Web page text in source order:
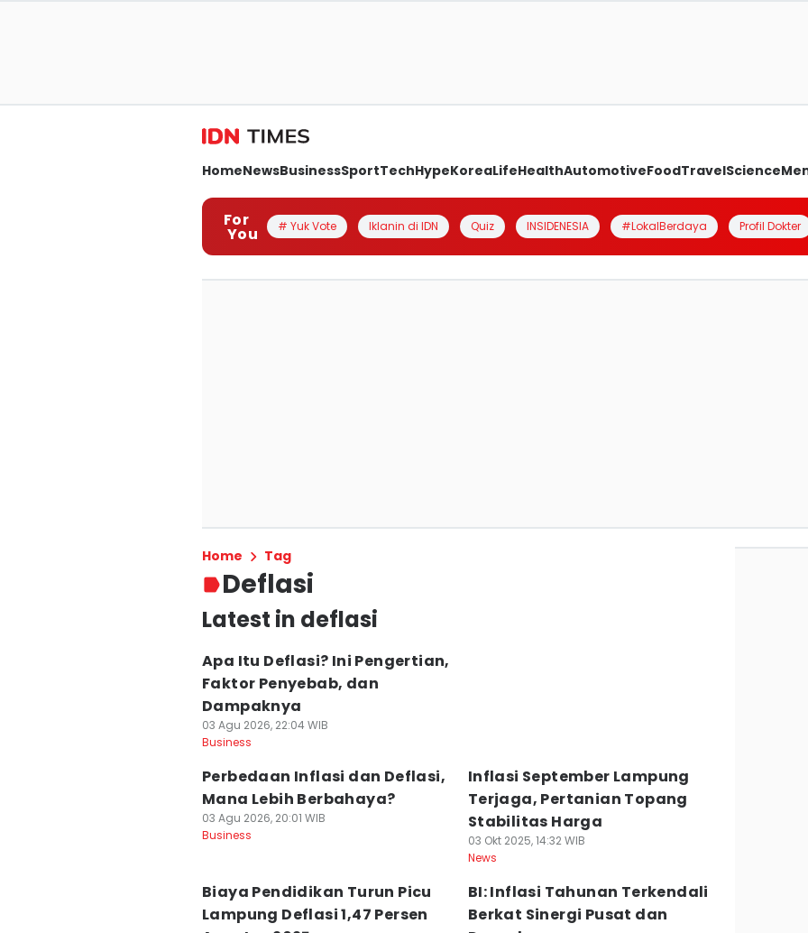
HomeNewsBusinessSportTechHypeKoreaLifeHealthAutomotiveFoodTravelScience
For
You # Yuk Vote Iklanin di IDN Quiz INSIDENESIA #LokalBerdaya Profil Dokter
Home Tag
Deflasi
Latest in deflasi
Apa Itu Deflasi? Ini Pengertian,
Faktor Penyebab, dan
Dampaknya
03 Agu 2026, 22:04 WIB
Business
Perbedaan Inflasi dan Deflasi,
Mana Lebih Berbahaya?
03 Agu 2026, 20:01 WIB
Business
Inflasi September Lampung
Terjaga, Pertanian Topang
Stabilitas Harga
03 Okt 2025, 14:32 WIB
News
Biaya Pendidikan Turun Picu
Lampung Deflasi 1,47 Persen
BI: Inflasi Tahunan Terkendali
Berkat Sinergi Pusat dan